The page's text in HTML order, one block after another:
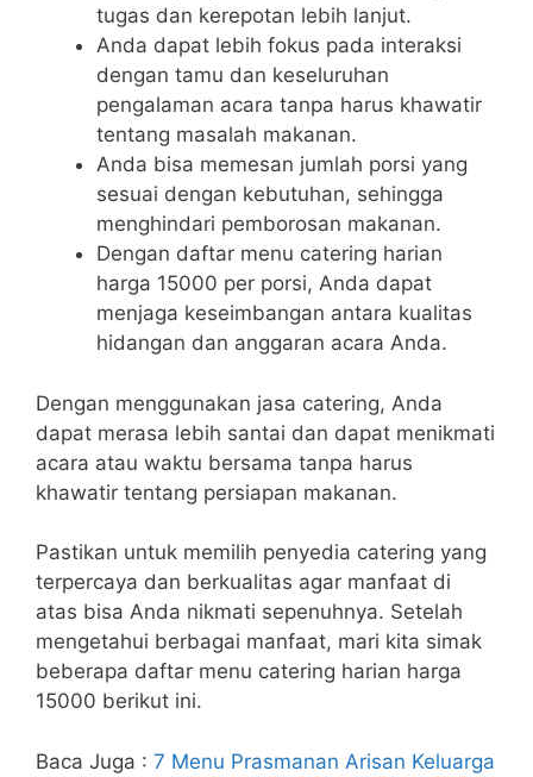
tugas dan kerepotan lebih lanjut.
Anda dapat lebih fokus pada interaksi
dengan tamu dan keseluruhan
pengalaman acara tanpa harus khawatir
tentang masalah makanan.
Anda bisa memesan jumlah porsi yang
sesuai dengan kebutuhan, sehingga
menghindari pemborosan makanan.
Dengan daftar menu catering harian
harga 15000 per porsi, Anda dapat
menjaga keseimbangan antara kualitas
hidangan dan anggaran acara Anda.
Dengan menggunakan jasa catering, Anda
dapat merasa lebih santai dan dapat menikmati
acara atau waktu bersama tanpa harus
khawatir tentang persiapan makanan.
Pastikan untuk memilih penyedia catering yang
terpercaya dan berkualitas agar manfaat di
atas bisa Anda nikmati sepenuhnya. Setelah
mengetahui berbagai manfaat, mari kita simak
beberapa daftar menu catering harian harga
15000 berikut ini.
Baca Juga : 7 Menu Prasmanan Arisan Keluarga